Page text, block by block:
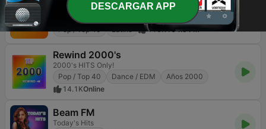
Olímpica Stereo - Medellín 104.9 FM
Goza la musica que te gusta
Pop / Top 40
Latino 110K104.9 FM
Rewind 2000's
2000's HITS Only!
Pop / Top 40
Dance / EDM
Años 2000
14.1KOnline
Beam FM
Today's Hits
DESCARGAR APP